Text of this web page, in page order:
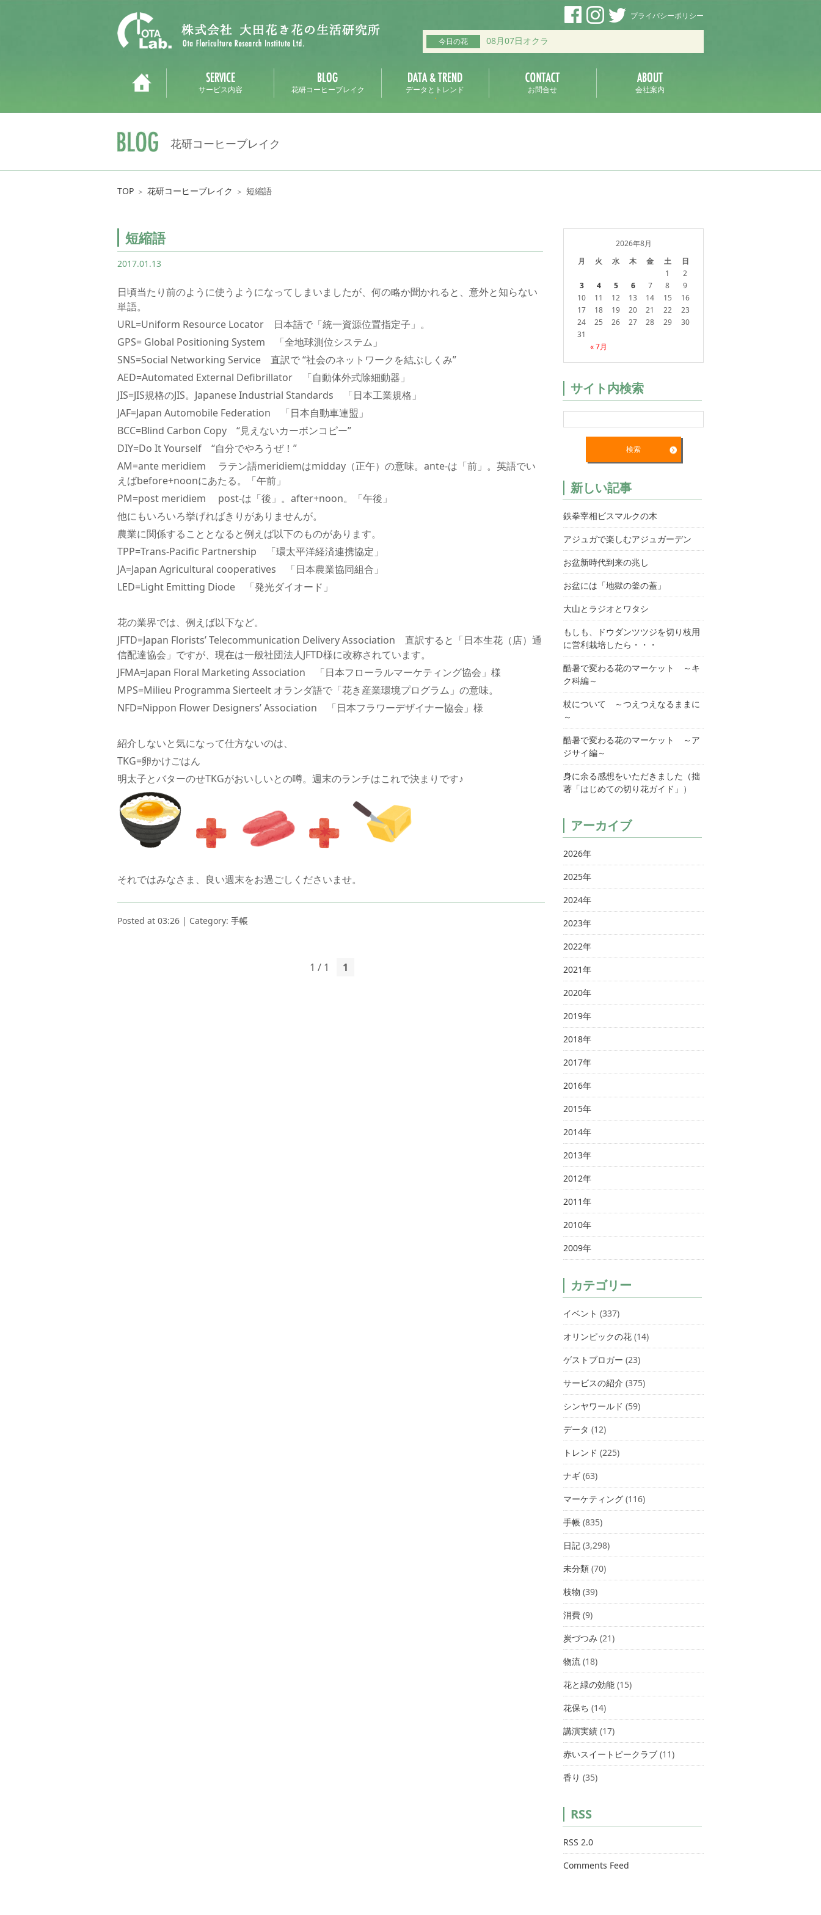
プライバシーポリシー
今日の花 08月07日オクラ
サービス内容 花研コーヒーブレイク データとトレンド お問合せ 会社案内
花研コーヒーブレイク
TOP ＞ 花研コーヒーブレイク ＞ 短縮語
短縮語
2017.01.13
日頃当たり前のように使うようになってしまいましたが、何の略か聞かれると、意外と知らない
単語。
URL=Uniform Resource Locator 日本語で「統一資源位置指定子」。
GPS= Global Positioning System 「全地球測位システム」
SNS=Social Networking Service 直訳で “社会のネットワークを結ぶしくみ”
AED=Automated External Defibrillator 「自動体外式除細動器」
JIS=JIS規格のJIS。Japanese Industrial Standards 「日本工業規格」
JAF=Japan Automobile Federation 「日本自動車連盟」
BCC=Blind Carbon Copy “見えないカーボンコピー”
DIY=Do It Yourself “自分でやろうぜ！”
AM=ante meridiem ラテン語meridiemはmidday（正午）の意味。ante-は「前」。英語でい
えばbefore+noonにあたる。「午前」
PM=post meridiem post-は「後」。after+noon。「午後」
他にもいろいろ挙げればきりがありませんが。
農業に関係することとなると例えば以下のものがあります。
TPP=Trans-Pacific Partnership 「環太平洋経済連携協定」
JA=Japan Agricultural cooperatives 「日本農業協同組合」
LED=Light Emitting Diode 「発光ダイオード」
花の業界では、例えば以下など。
JFTD=Japan Florists’ Telecommunication Delivery Association 直訳すると「日本生花（店）通
信配達協会」ですが、現在は一般社団法人JFTD様に改称されています。
JFMA=Japan Floral Marketing Association 「日本フローラルマーケティング協会」様
MPS=Milieu Programma Sierteelt オランダ語で「花き産業環境プログラム」の意味。
NFD=Nippon Flower Designers’ Association 「日本フラワーデザイナー協会」様
紹介しないと気になって仕方ないのは、
TKG=卵かけごはん
明太子とバターのせTKGがおいしいとの噂。週末のランチはこれで決まりです♪
それではみなさま、良い週末をお過ごしくださいませ。
Posted at 03:26 | Category: 手帳
1 / 1 1
2026年8月
月
火 水 木 金 土 日
« 7月
1
2
3
4 5 6 7 8
9
10
11 12 13 14 15
16
17
18 19 20 21 22
23
24
25 26 27 28 29
30
31
サイト内検索
新しい記事
鉄拳宰相ビスマルクの木
アジュガで楽しむアジュガーデン
お盆新時代到来の兆し
お盆には「地獄の釜の蓋」
大山とラジオとワタシ
もしも、ドウダンツツジを切り枝用
に営利栽培したら・・・
酷暑で変わる花のマーケット ～キ
ク科編～
杖について ～つえつえなるままに
～
酷暑で変わる花のマーケット ～ア
ジサイ編～
身に余る感想をいただきました（拙
著「はじめての切り花ガイド」）
アーカイブ
2026年
2025年
2024年
2023年
2022年
2021年
2020年
2019年
2018年
2017年
2016年
2015年
2014年
2013年
2012年
2011年
2010年
2009年
カテゴリー
イベント (337)
オリンピックの花 (14)
ゲストブロガー (23)
サービスの紹介 (375)
シンヤワールド (59)
データ (12)
トレンド (225)
ナギ (63)
マーケティング (116)
手帳 (835)
日記 (3,298)
未分類 (70)
枝物 (39)
消費 (9)
炭づつみ (21)
物流 (18)
花と緑の効能 (15)
花保ち (14)
講演実績 (17)
赤いスイートピークラブ (11)
香り (35)
RSS
RSS 2.0
Comments Feed